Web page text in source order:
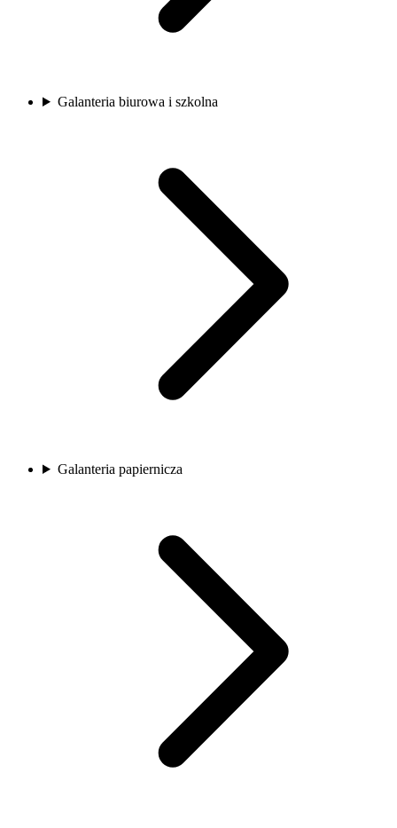
Galanteria biurowa i szkolna
Galanteria papiernicza